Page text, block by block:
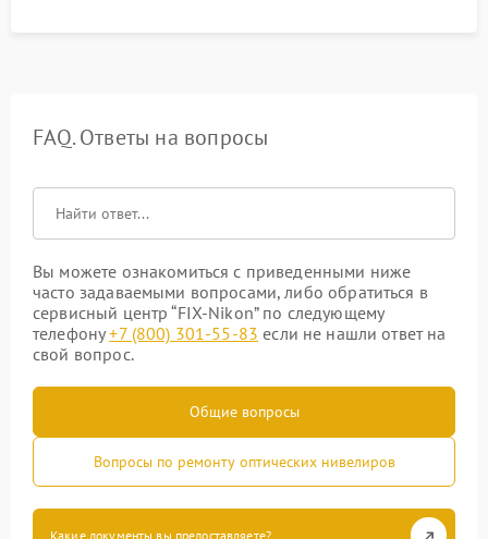
FAQ. Ответы на вопросы
Вы можете ознакомиться с приведенными ниже
часто задаваемыми вопросами, либо обратиться в
сервисный центр “FIX-Nikon” по следующему
телефону+7 (800) 301-55-83 если не нашли ответ на
свой вопрос.
Общие вопросы
Вопросы по ремонту оптических нивелиров
Какие документы вы предоставляете?